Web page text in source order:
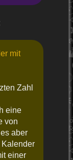
mit
Zahl
eine
von
aber
einer